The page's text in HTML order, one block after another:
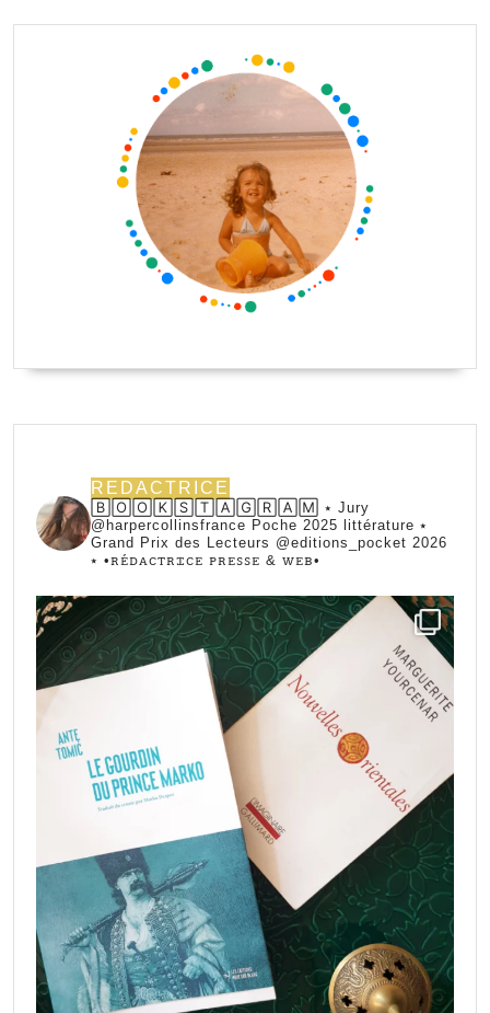
REDACTRICE
🄱🄾🄾🄺🅂🅃🄰🄶🅁🄰🄼 ⭑ Jury
@harpercollinsfrance Poche 2025 littérature ⭑
Grand Prix des Lecteurs @editions_pocket 2026
⭑ •ꭱꭼ́ꭰꭺꮯꭲꭱꮖꮯꭼ ꮲꭱꭼꮪꮪꭼ & ꮃꭼᏼ•